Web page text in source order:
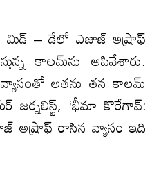
మిడ్ – డేలో ఎజాజ్ అష్రాఫ్
కాలమ్‌ను ఆపివేశారు.
అతను తన కాలమ్
జర్నలిస్ట్, ‘భీమా కొరేగావ్:
అష్రాఫ్ రాసిన వ్యాసం ఇది